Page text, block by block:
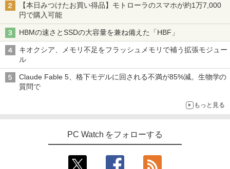
【本日みつけたお買い得品】モトローラのスマホが約1万7,000
円で購入可能
HBMの速さとSSDの大容量を兼ね備えた「HBF」
キオクシア、メモリ不足をフラッシュメモリで補う拡張モジュー
ル
Claude Fable 5、格下モデルに回される不満が85%減。生物学の
質問で
もっと見る
PC Watch をフォローする